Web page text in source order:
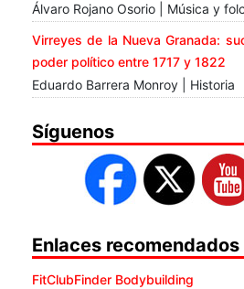
Álvaro Rojano Osorio | Música y
Virreyes de la Nueva Granada:
poder político entre 1717 y 1822
Eduardo Barrera Monroy | Historia
Síguenos
Enlaces recomendados
FitClubFinder Bodybuilding